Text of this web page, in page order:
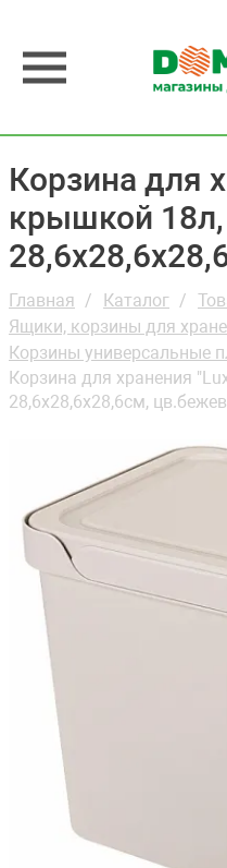
Корзина для
крышкой 18л,
Главная Каталог
Ящики, корзины для
Корзины универсальные
Корзина для хранения
28,6х28,6х28,6см,